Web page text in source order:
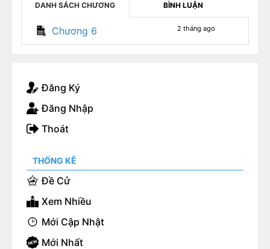
DANH SÁCH CHƯƠNG BÌNH LUẬN
Chương 6 2 tháng ago
Đăng Ký
Đăng Nhập
Thoát
THỐNG KÊ
Đề Cử
Xem Nhiều
Mới Cập Nhật
Mới Nhất